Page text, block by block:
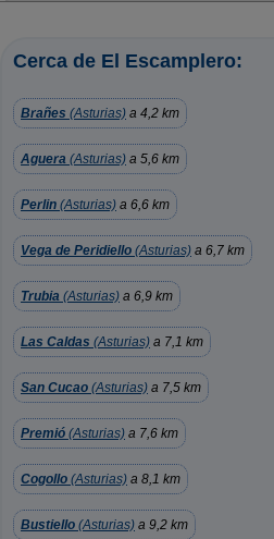
Cerca de El Escamplero:
Brañes (Asturias) a 4,2 km
Aguera (Asturias) a 5,6 km
Perlin (Asturias) a 6,6 km
Vega de Peridiello (Asturias) a 6,7 km
Trubia (Asturias) a 6,9 km
Las Caldas (Asturias) a 7,1 km
San Cucao (Asturias) a 7,5 km
Premió (Asturias) a 7,6 km
Cogollo (Asturias) a 8,1 km
Bustiello (Asturias) a 9,2 km